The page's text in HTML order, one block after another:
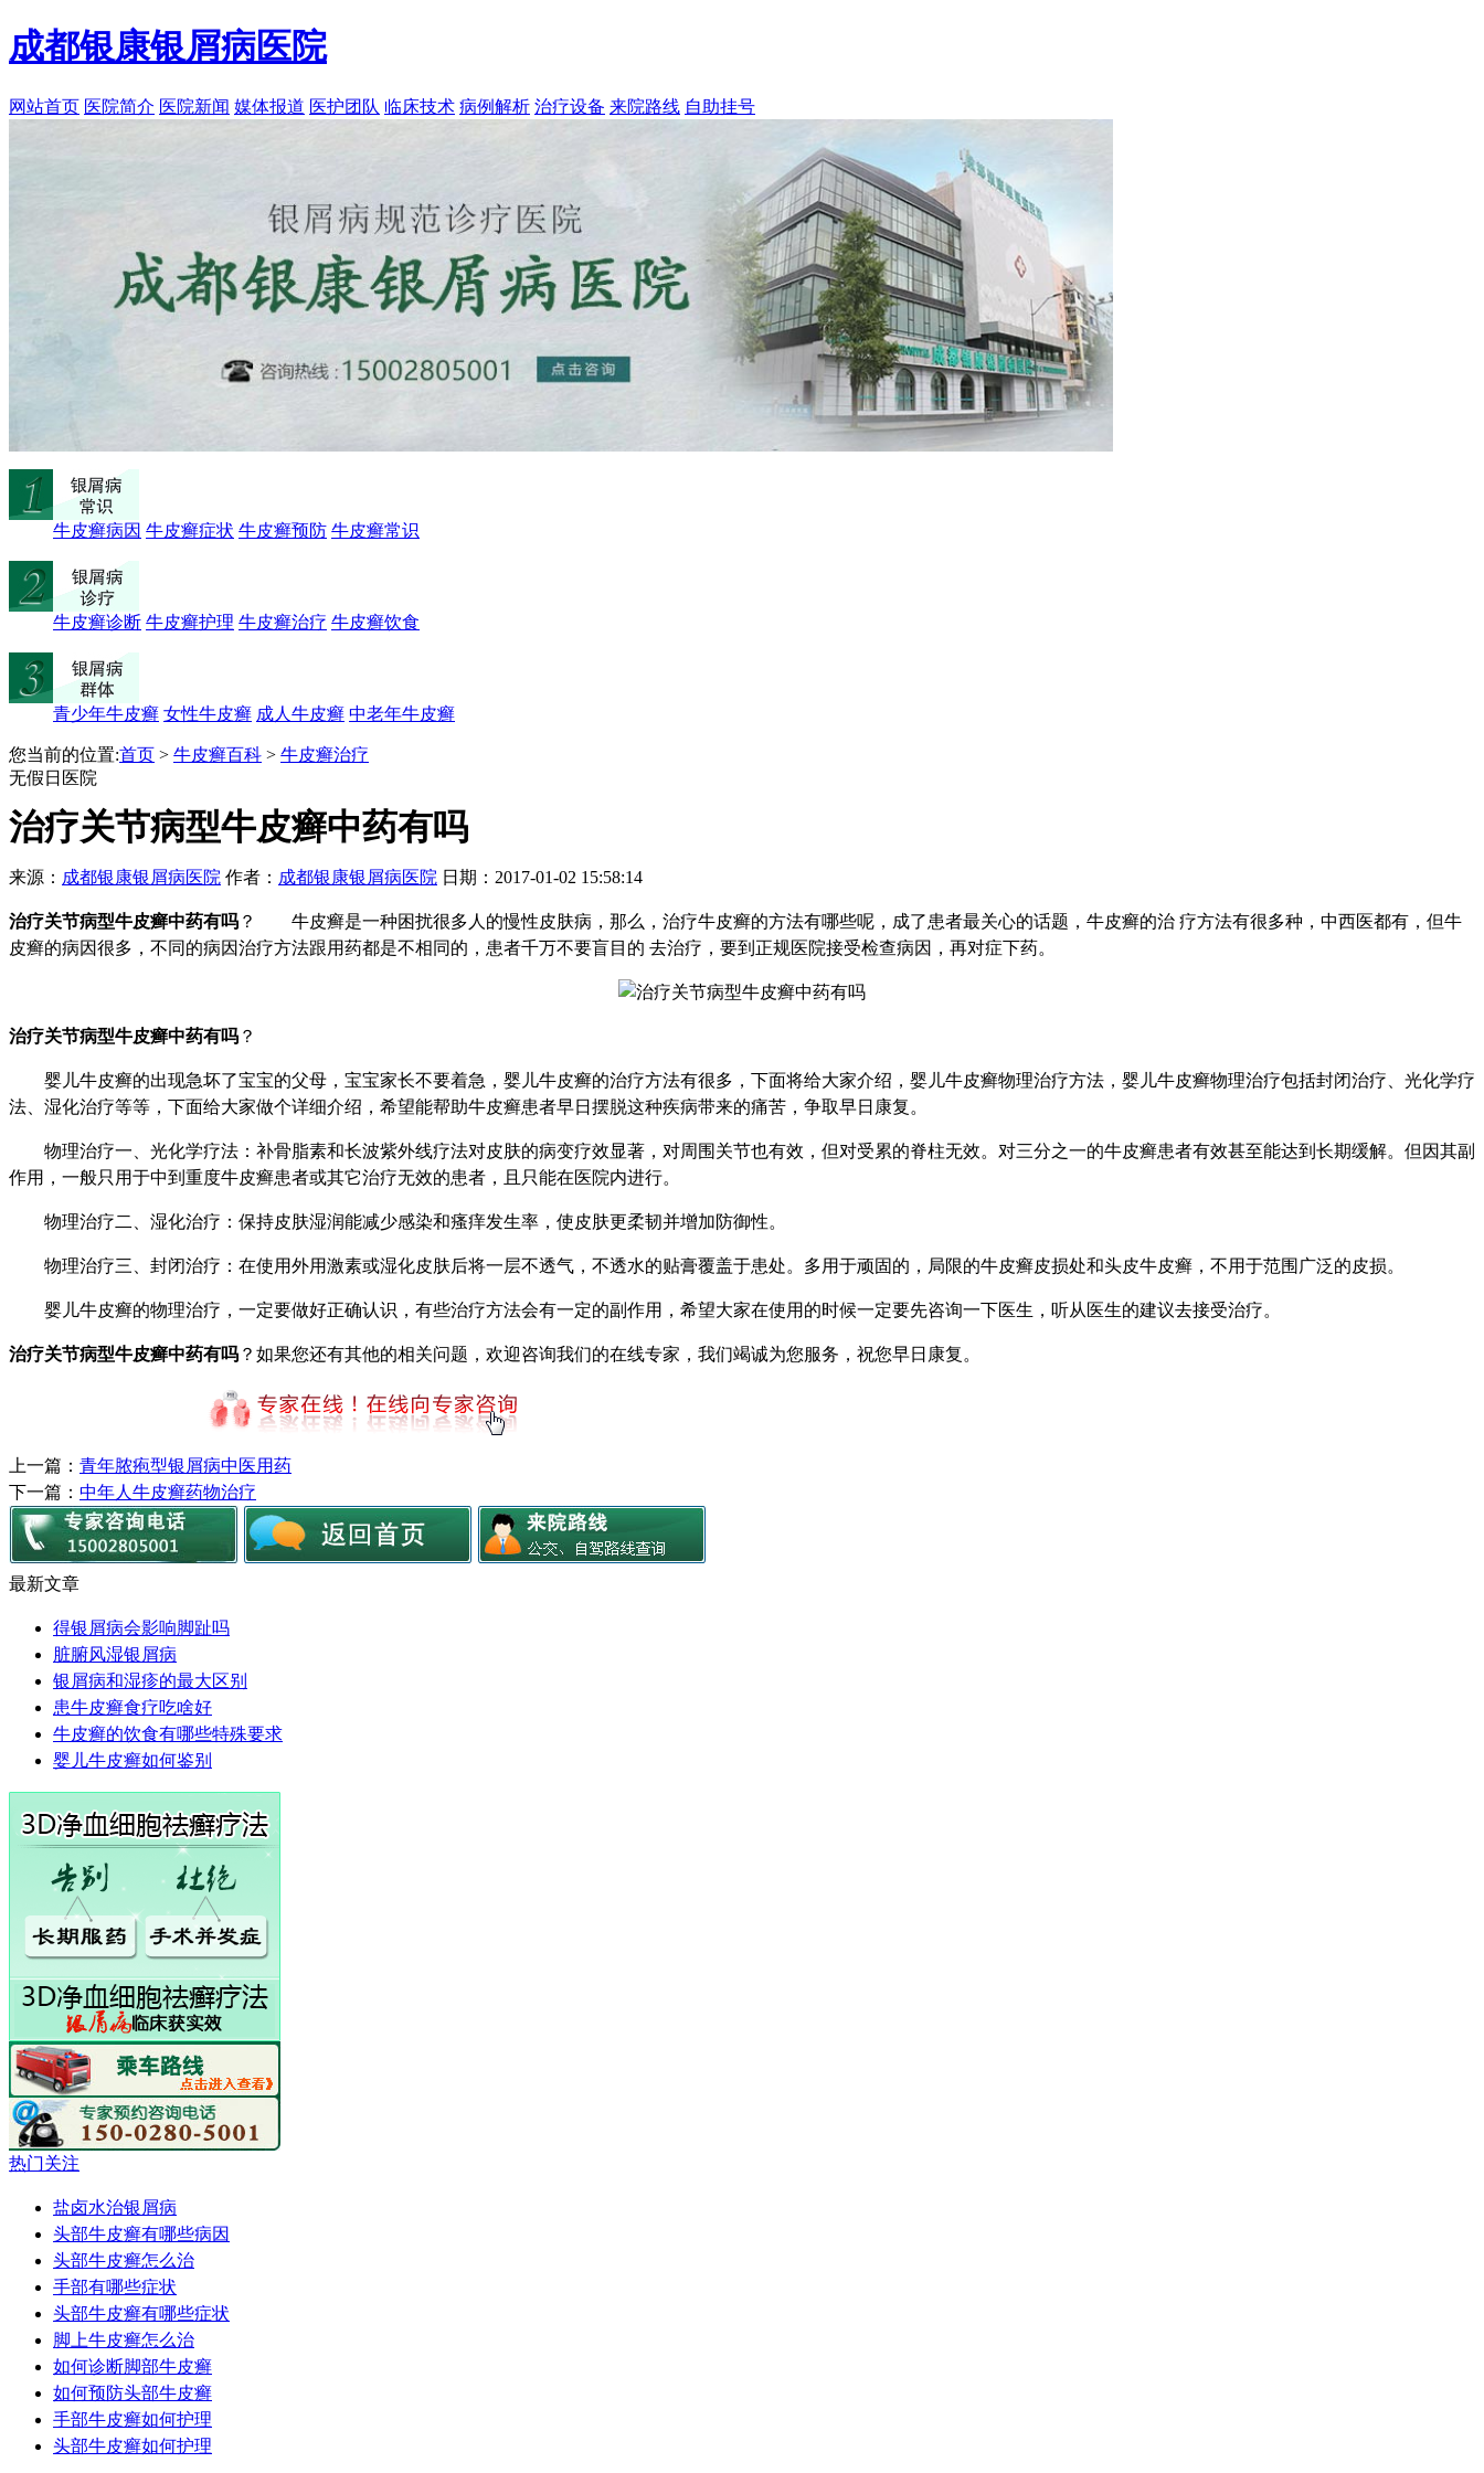
成都银康银屑病医院
网站首页 医院简介 医院新闻 媒体报道 医护团队 临床技术 病例解析 治疗设备 来院路线 自助挂号
牛皮癣病因 牛皮癣症状 牛皮癣预防 牛皮癣常识
牛皮癣诊断 牛皮癣护理 牛皮癣治疗 牛皮癣饮食
青少年牛皮癣 女性牛皮癣 成人牛皮癣 中老年牛皮癣
您当前的位置:首页 > 牛皮癣百科 > 牛皮癣治疗
无假日医院
治疗关节病型牛皮癣中药有吗
来源： 成都银康银屑病医院 作者： 成都银康银屑病医院 日期：2017-01-02 15:58:14
治疗关节病型牛皮癣中药有吗 ？ 牛皮癣是一种困扰很多人的慢性皮肤病，那么，治疗牛皮癣的方法有哪些呢，成了患者最关心的话题，牛皮癣的治 疗方法有很多种，中西医都有，但牛
皮癣的病因很多，不同的病因治疗方法跟用药都是不相同的，患者千万不要盲目的 去治疗，要到正规医院接受检查病因，再对症下药。
治疗关节病型牛皮癣中药有吗 ？
婴儿牛皮癣的出现急坏了宝宝的父母，宝宝家长不要着急，婴儿牛皮癣的治疗方法有很多，下面将给大家介绍，婴儿牛皮癣物理治疗方法，婴儿牛皮癣物理治疗包括封闭治疗、光化学疗
法、湿化治疗等等，下面给大家做个详细介绍，希望能帮助牛皮癣患者早日摆脱这种疾病带来的痛苦，争取早日康复。
物理治疗一、光化学疗法：补骨脂素和长波紫外线疗法对皮肤的病变疗效显著，对周围关节也有效，但对受累的脊柱无效。对三分之一的牛皮癣患者有效甚至能达到长期缓解。但因其副
作用，一般只用于中到重度牛皮癣患者或其它治疗无效的患者，且只能在医院内进行。
物理治疗二、湿化治疗：保持皮肤湿润能减少感染和瘙痒发生率，使皮肤更柔韧并增加防御性。
物理治疗三、封闭治疗：在使用外用激素或湿化皮肤后将一层不透气，不透水的贴膏覆盖于患处。多用于顽固的，局限的牛皮癣皮损处和头皮牛皮癣，不用于范围广泛的皮损。
婴儿牛皮癣的物理治疗，一定要做好正确认识，有些治疗方法会有一定的副作用，希望大家在使用的时候一定要先咨询一下医生，听从医生的建议去接受治疗。
治疗关节病型牛皮癣中药有吗 ？如果您还有其他的相关问题，欢迎咨询我们的在线专家，我们竭诚为您服务，祝您早日康复。
上一篇： 青年脓疱型银屑病中医用药
下一篇： 中年人牛皮癣药物治疗
最新文章
得银屑病会影响脚趾吗
脏腑风湿银屑病
银屑病和湿疹的最大区别
患牛皮癣食疗吃啥好
牛皮癣的饮食有哪些特殊要求
婴儿牛皮癣如何鉴别
热门关注
盐卤水治银屑病
头部牛皮癣有哪些病因
头部牛皮癣怎么治
手部有哪些症状
头部牛皮癣有哪些症状
脚上牛皮癣怎么治
如何诊断脚部牛皮癣
如何预防头部牛皮癣
手部牛皮癣如何护理
头部牛皮癣如何护理